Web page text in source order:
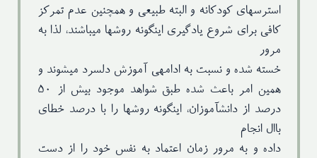
استرسهای کودکانه و البته طبیعی و همچنین عدم تمرکز
کافی برای شروع یادگیری اینگونه روشها میباشند، لذا به
مرور
خسته شده و نسبت به ادامهی آموزش دلسرد میشوند و
همین امر باعث شده طبق شواهد موجود بیش از ۵۰
درصد از دانشآموزان، اینگونه روشها را با درصد خطای
باال انجام
داده و به مرور زمان اعتماد به نفس خود را از دست